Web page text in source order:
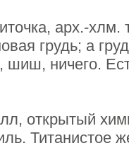
арх.-хлм.
грудь; а
ничего.
открытый
Титанистое